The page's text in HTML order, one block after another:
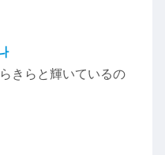
きらと輝いているの